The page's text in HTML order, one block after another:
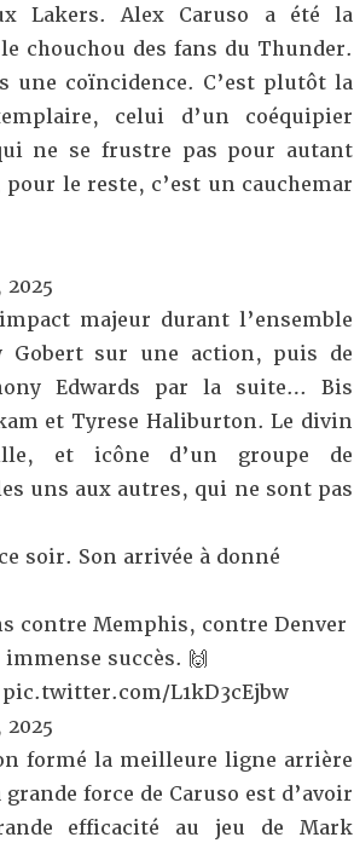
Lakers. Alex Caruso a été la
chouchou des fans du Thunder.
une coïncidence. C’est plutôt la
celui d’un coéquipier
ne se frustre pas pour autant
le reste, c’est un cauchemar
2025
majeur durant l’ensemble
Gobert sur une action, puis de
Edwards par la suite… Bis
et Tyrese Haliburton. Le divin
et icône d’un groupe de
uns aux autres, qui ne sont pas
soir. Son arrivée à donné
contre Memphis, contre Denver
succès. 🙌
pic.twitter.com/L1kD3cEjbw
2025
formé la meilleure ligne arrière
force de Caruso est d’avoir
efficacité au jeu de Mark